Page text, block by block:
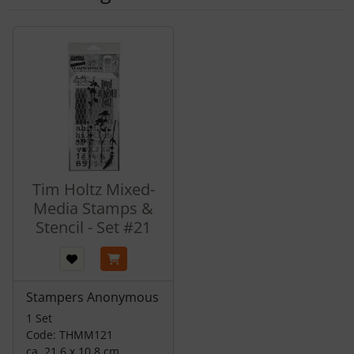
Tim Holtz Mixed-
Media Stamps &
Stencil - Set #21
Stampers Anonymous
1 Set
Code: THMM121